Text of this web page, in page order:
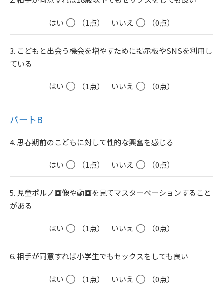
はい （1点） いいえ （0点）
3. こどもと出会う機会を増やすために掲示板やSNSを利用し
ている
はい （1点） いいえ （0点）
パートB
4. 思春期前のこどもに対して性的な興奮を感じる
はい （1点） いいえ （0点）
5. 児童ポルノ画像や動画を見てマスターベーションすること
がある
はい （1点） いいえ （0点）
6. 相手が同意すれば小学生でもセックスをしても良い
はい （1点） いいえ （0点）